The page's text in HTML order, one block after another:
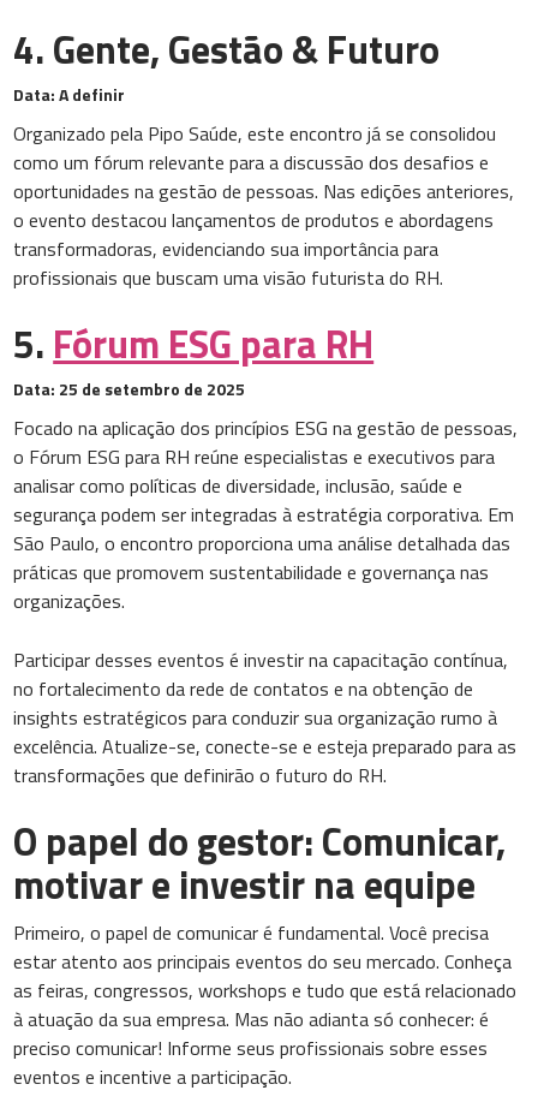
4. Gente, Gestão & Futuro
Data:A definir
Organizado pela Pipo Saúde, este encontro já se consolidou
como um fórum relevante para a discussão dos desafios e
oportunidades na gestão de pessoas. Nas edições anteriores,
o evento destacou lançamentos de produtos e abordagens
transformadoras, evidenciando sua importância para
profissionais que buscam uma visão futurista do RH.
5. Fórum ESG para RH
Data: 25 de setembro de 2025
Focado na aplicação dos princípios ESG na gestão de pessoas,
o Fórum ESG para RH reúne especialistas e executivos para
analisar como políticas de diversidade, inclusão, saúde e
segurança podem ser integradas à estratégia corporativa. Em
São Paulo, o encontro proporciona uma análise detalhada das
práticas que promovem sustentabilidade e governança nas
organizações.
Participar desses eventos é investir na capacitação contínua,
no fortalecimento da rede de contatos e na obtenção de
insights estratégicos para conduzir sua organização rumo à
excelência. Atualize-se, conecte-se e esteja preparado para as
transformações que definirão o futuro do RH.
O papel do gestor: Comunicar,
motivar e investir na equipe
Primeiro, o papel de comunicar é fundamental. Você precisa
estar atento aos principais eventos do seu mercado. Conheça
as feiras, congressos, workshops e tudo que está relacionado
à atuação da sua empresa. Mas não adianta só conhecer: é
preciso comunicar! Informe seus profissionais sobre esses
eventos e incentive a participação.